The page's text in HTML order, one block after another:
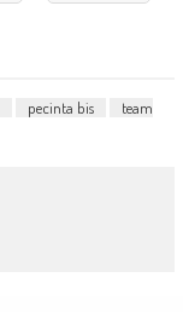
pecinta bis
team